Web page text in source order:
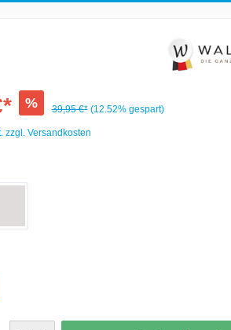
% 39,95 €* (12.52% gespart)
zzgl. Versandkosten